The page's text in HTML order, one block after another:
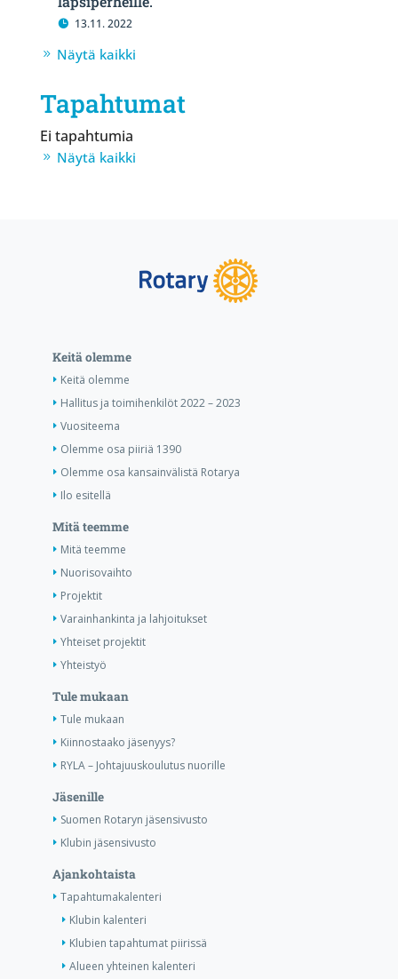
13.11. 2022
Näytä kaikki
Tapahtumat
Ei tapahtumia
Näytä kaikki
Keitä olemme
Keitä olemme
Hallitus ja toimihenkilöt 2022 – 2023
Vuositeema
Olemme osa piiriä 1390
Olemme osa kansainvälistä Rotarya
Ilo esitellä
Mitä teemme
Mitä teemme
Nuorisovaihto
Projektit
Varainhankinta ja lahjoitukset
Yhteiset projektit
Yhteistyö
Tule mukaan
Tule mukaan
Kiinnostaako jäsenyys?
RYLA – Johtajuuskoulutus nuorille
Jäsenille
Suomen Rotaryn jäsensivusto
Klubin jäsensivusto
Ajankohtaista
Tapahtumakalenteri
Klubin kalenteri
Klubien tapahtumat piirissä
Alueen yhteinen kalenteri